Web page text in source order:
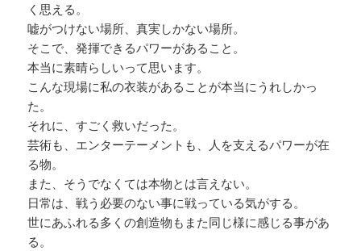
く思える。
嘘がつけない場所、真実しかない場所。
そこで、発揮できるパワーがあること。
本当に素晴らしいって思います。
こんな現場に私の衣装があることが本当にうれしかっ
た。
それに、すごく救いだった。
芸術も、エンターテーメントも、人を支えるパワーが在
る物。
また、そうでなくては本物とは言えない。
日常は、戦う必要のない事に戦っている気がする。
世にあふれる多くの創造物もまた同じ様に感じる事があ
る。